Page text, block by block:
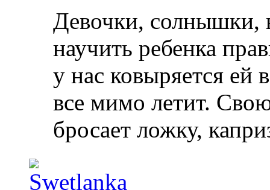
Девочки, солнышки,
научить ребенка
у нас ковыряется ей
все мимо летит.
бросает ложку,